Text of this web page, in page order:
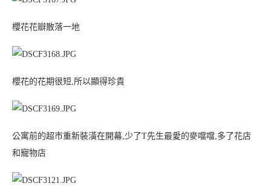
櫻花花瓣散落一地
櫻花的花期很短,所以顯得珍貴
公寓前的超市重新裝潢在開幕,少了T先生最愛的麥噹噹,多了花店
和寵物店